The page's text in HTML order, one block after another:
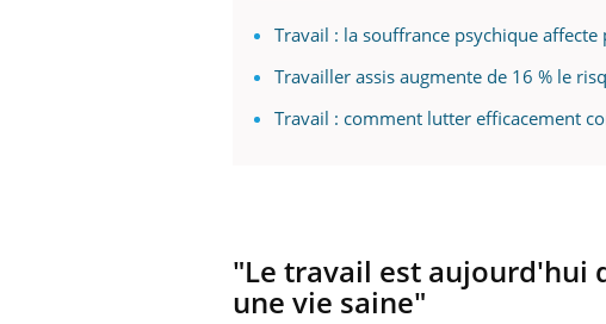
Travail : la souffrance psychique affecte
Travailler assis augmente de 16 % le
Travail : comment lutter efficacement
"Le travail est aujourd'hui
une vie saine"